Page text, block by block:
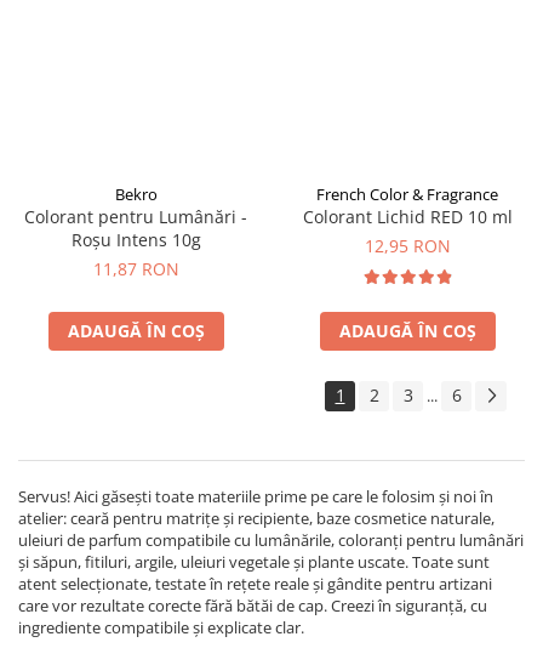
Bekro
Colorant pentru Lumânări -
Roșu Intens 10g
11,87 RON
ADAUGĂ ÎN COȘ
French Color & Fragrance
Colorant Lichid RED 10 ml
12,95 RON
ADAUGĂ ÎN COȘ
1 2 3 ... 6
Servus! Aici găsești toate materiile prime pe care le folosim și noi în
atelier: ceară pentru matrițe și recipiente, baze cosmetice naturale,
uleiuri de parfum compatibile cu lumânările, coloranți pentru lumânări
și săpun, fitiluri, argile, uleiuri vegetale și plante uscate. Toate sunt
atent selecționate, testate în rețete reale și gândite pentru artizani
care vor rezultate corecte fără bătăi de cap. Creezi în siguranță, cu
ingrediente compatibile și explicate clar.